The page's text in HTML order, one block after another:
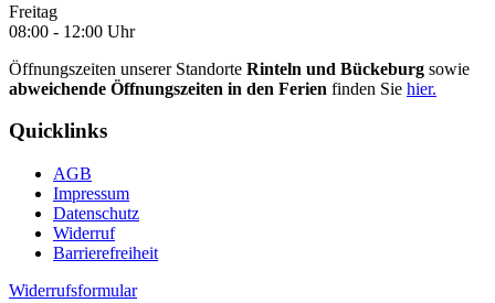
Freitag
08:00 - 12:00 Uhr
Öffnungszeiten unserer Standorte Rinteln und Bückeburg sowie
abweichende Öffnungszeiten in den Ferien finden Sie hier.
Quicklinks
AGB
Impressum
Datenschutz
Widerruf
Barrierefreiheit
Widerrufsformular